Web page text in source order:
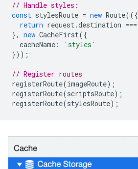
// Handle styles:
const stylesRoute = new Route(({
return request.destination ===
},
new CacheFirst({
cacheName :
'styles'
}));
// Register routes
registerRoute(imageRoute);
registerRoute(scriptsRoute);
registerRoute(stylesRoute);